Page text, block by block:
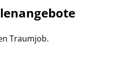
Traumjob.